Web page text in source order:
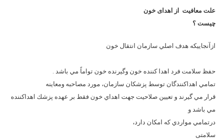
علت معافیت از اهدای خون
چیست ؟
ازآنجاييكه هدف اصلي سازمان انتقال خون
حفظ سلامت فرد اهدا کننده خون وگيرنده خون تواماً مي باشد .
تمامي اهداكنندگان توسط پزشكان سازمان، مورد مصاحبه ومعاينه
قرار مي گيرند و تعيين صلاحيت جهت اهداي خون فقط بر عهده پزشك اهداكننده
مي باشد و
درتمامي مواردي كه امكان دارد،
سلامتی